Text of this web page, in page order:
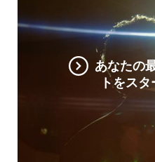
あなたの
トをス